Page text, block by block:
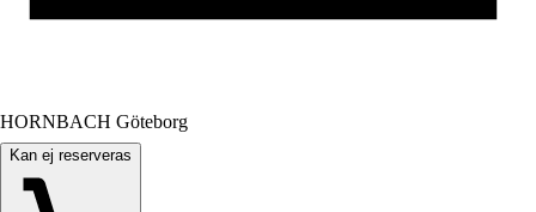
HORNBACH Göteborg
Kan ej reserveras